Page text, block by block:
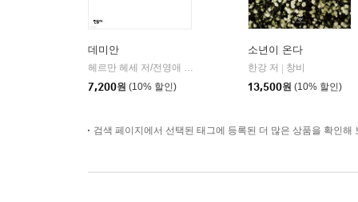
데미안
헤르만 헤세 저/전영애 역
7,200원 (10% 할인)
소년이 온다
한강 저
창비
13,500원 (10% 할인)
검색 페이지에서 선택된 태그에 등록된 더 많은 상품을 확인해